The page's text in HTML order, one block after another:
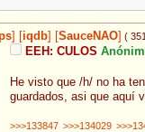
iqdb SauceNAO (
EEH: CULOS
He visto que /h/ no ha
guardados, asi que aquí
>>>133847 >>>134029